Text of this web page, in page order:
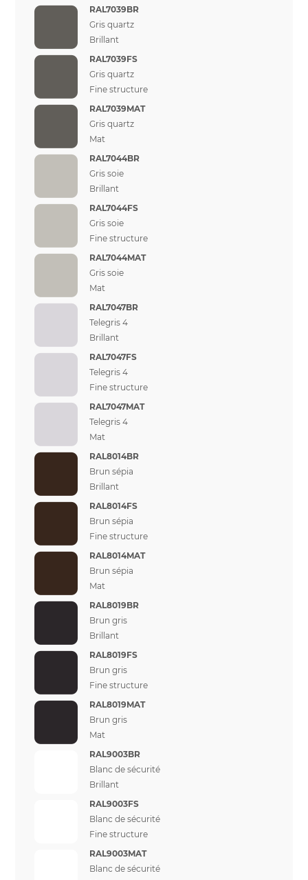
RAL7039BR
Gris quartz
Brillant
RAL7039FS
Gris quartz
Fine structure
RAL7039MAT
Gris quartz
Mat
RAL7044BR
Gris soie
Brillant
RAL7044FS
Gris soie
Fine structure
RAL7044MAT
Gris soie
Mat
RAL7047BR
Telegris 4
Brillant
RAL7047FS
Telegris 4
Fine structure
RAL7047MAT
Telegris 4
Mat
RAL8014BR
Brun sépia
Brillant
RAL8014FS
Brun sépia
Fine structure
RAL8014MAT
Brun sépia
Mat
RAL8019BR
Brun gris
Brillant
RAL8019FS
Brun gris
Fine structure
RAL8019MAT
Brun gris
Mat
RAL9003BR
Blanc de sécurité
Brillant
RAL9003FS
Blanc de sécurité
Fine structure
RAL9003MAT
Blanc de sécurité